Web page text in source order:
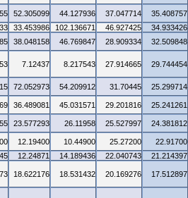
52.305099 44.127936 37.047714 35.408757
33.453986 102.136671 46.927425 34.933426
38.048158 46.769847 28.909334 32.509848
7.12437 8.217543 27.914665 29.744454
72.052973 54.209912 31.70445 25.299714
36.489081 45.031571 29.201816 25.241261
23.577293 26.11958 25.527997 24.381812
12.19400 10.44900 25.27200 22.91700
12.24871 14.189436 22.040743 21.214397
18.622176 18.531432 20.169276 17.512897